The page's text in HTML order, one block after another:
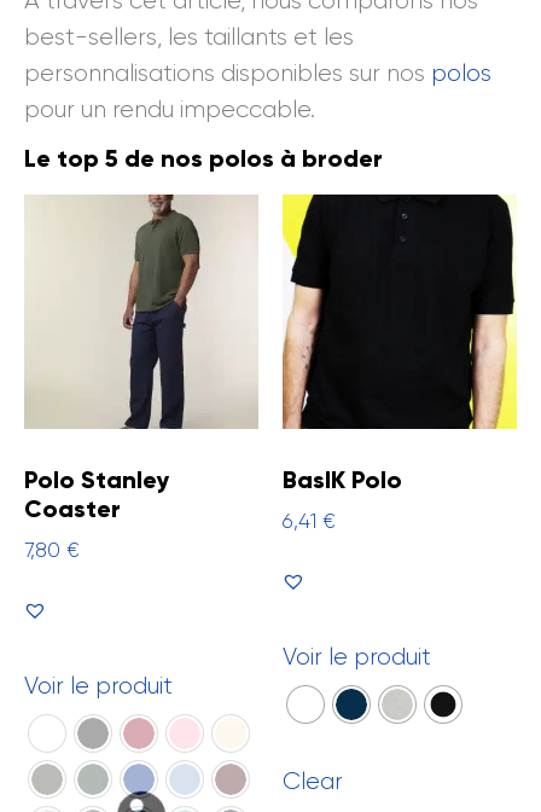
best-sellers, les taillants et les
personnalisations disponibles sur nos polos
pour un rendu impeccable.
Le top 5 de nos polos à broder
Polo Stanley
Coaster
7,80 €
Voir le produit
BasIK Polo
6,41 €
Voir le produit
Clear